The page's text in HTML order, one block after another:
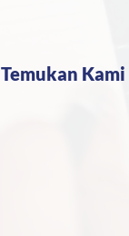
Temukan Kami